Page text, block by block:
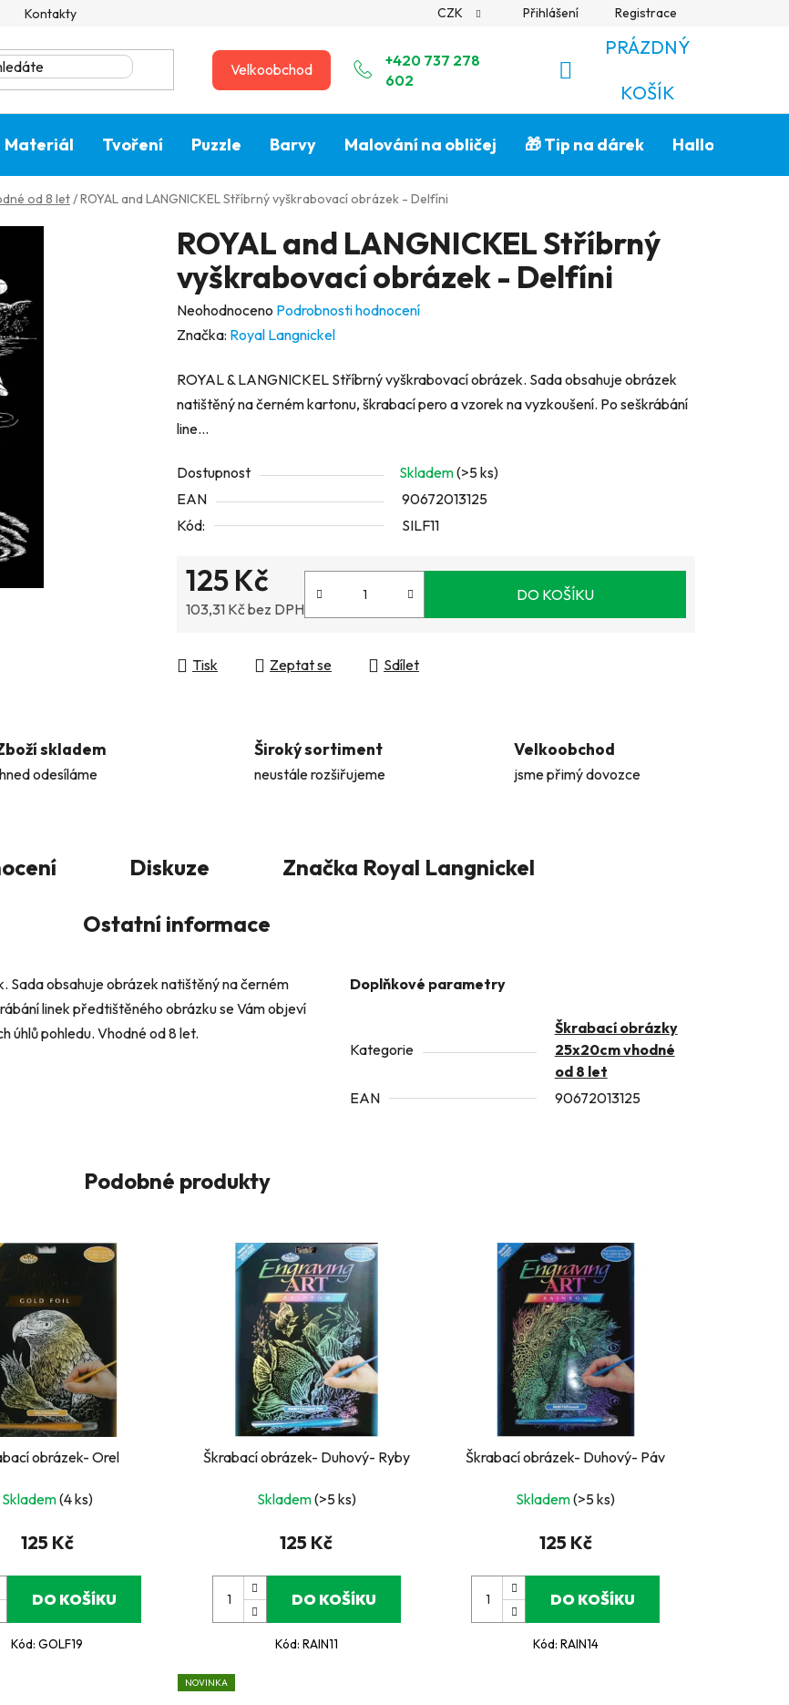
Kontakty CZK Přihlášení Registrace
Velkoobchod
+420 737 278
602
NÁKUPNÍ
KOŠÍK
PRÁZDNÝ
KOŠÍK
Materiál Tvoření Puzzle Barvy Malování na obličej 🎁 Tip na dárek Halloween🎃
od 8 let/ROYAL and LANGNICKEL Stříbrný vyškrabovací obrázek - Delfíni
ROYAL and LANGNICKEL Stříbrný
vyškrabovací obrázek - Delfíni
Průměrné
hodnocení
je
0,0
z
hvězdiček.
Neohodnoceno Podrobnosti hodnocení
Značka: Royal Langnickel
ROYAL & LANGNICKEL Stříbrný vyškrabovací obrázek. Sada obsahuje obrázek
natištěný na černém kartonu, škrabací pero a vzorek na vyzkoušení. Po seškrábání
line...
Dostupnost Skladem(>5 ks)
EAN
90672013125
Kód:
SILF11
125 Kč
103,31 Kč bez DPH
DO KOŠÍKU
Tisk Zeptat se Sdílet
skladem
odesíláme
Široký sortiment
neustále rozšiřujeme
Velkoobchod
jsme přimý dovozce
Diskuze Značka Royal Langnickel
Ostatní informace
Sada obsahuje obrázek natištěný na černém
linek předtištěného obrázku se Vám objeví
úhlů pohledu. Vhodné od 8 let.
Doplňkové parametry
Kategorie
Škrabací obrázky
25x20cm vhodné
od 8 let
EAN
90672013125
Podobné produkty
obrázek- Orel
Skladem(4 ks)
125 Kč
DO KOŠÍKU
Kód:GOLF19
Škrabací obrázek- Duhový- Ryby
Skladem(>5 ks)
125 Kč
DO KOŠÍKU
Kód: RAIN11
Škrabací obrázek- Duhový- Páv
Skladem(>5 ks)
125 Kč
DO KOŠÍKU
Kód: RAIN14
NOVINKA